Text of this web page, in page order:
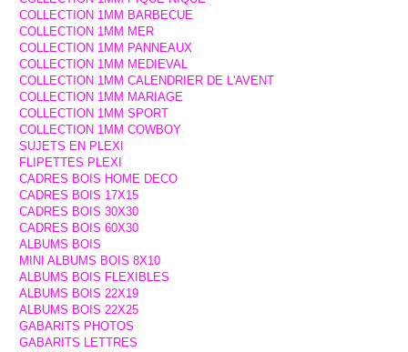
COLLECTION 1MM BARBECUE
COLLECTION 1MM MER
COLLECTION 1MM PANNEAUX
COLLECTION 1MM MEDIEVAL
COLLECTION 1MM CALENDRIER DE L'AVENT
COLLECTION 1MM MARIAGE
COLLECTION 1MM SPORT
COLLECTION 1MM COWBOY
SUJETS EN PLEXI
FLIPETTES PLEXI
CADRES BOIS HOME DECO
CADRES BOIS 17X15
CADRES BOIS 30X30
CADRES BOIS 60X30
ALBUMS BOIS
MINI ALBUMS BOIS 8X10
ALBUMS BOIS FLEXIBLES
ALBUMS BOIS 22X19
ALBUMS BOIS 22X25
GABARITS PHOTOS
GABARITS LETTRES